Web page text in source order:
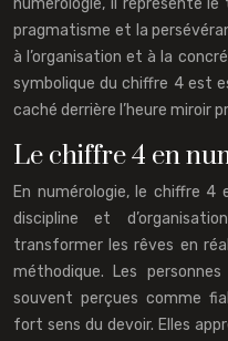
numérologie, il représente le
pragmatisme et la
à l’organisation et à la
symbolique du chiffre 4 est
caché derrière l’heure miroir
Le chiffre 4 en
En numérologie, le chiffre 4
discipline et
transformer les rêves en
méthodique. Les
souvent perçues comme
fort sens du devoir. Elles